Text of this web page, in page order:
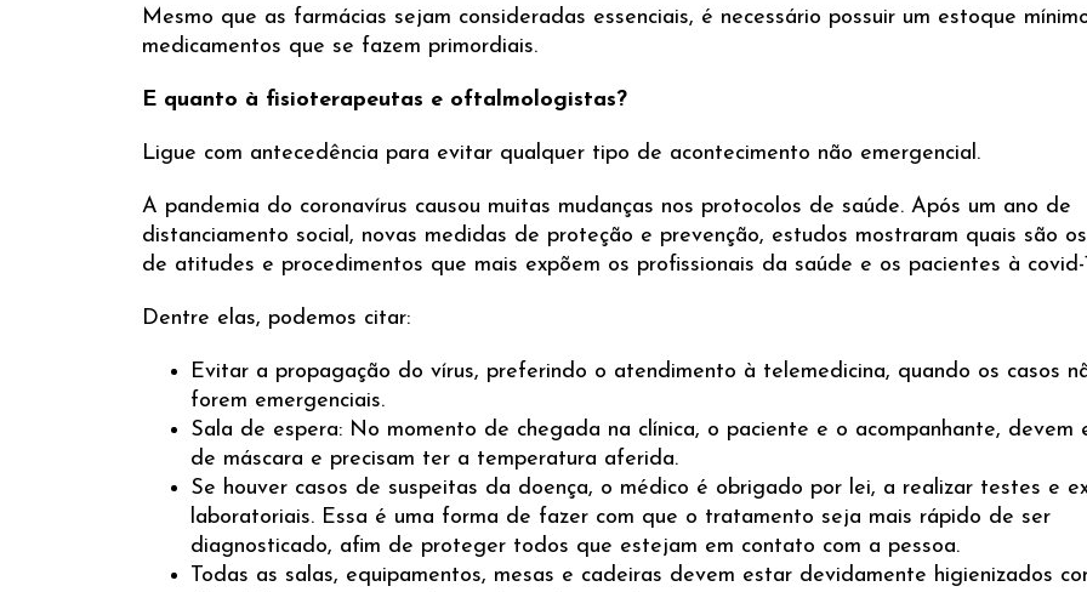
Mesmo que as farmácias sejam consideradas essenciais, é necessário possuir um estoque
medicamentos que se fazem primordiais.
E quanto à fisioterapeutas e oftalmologistas?
Ligue com antecedência para evitar qualquer tipo de acontecimento não emergencial.
A pandemia do coronavírus causou muitas mudanças nos protocolos de saúde. Após um ano de
distanciamento social, novas medidas de proteção e prevenção, estudos mostraram quais são
de atitudes e procedimentos que mais expõem os profissionais da saúde e os pacientes à covid-
Dentre elas, podemos citar:
Evitar a propagação do vírus, preferindo o atendimento à telemedicina, quando os casos
forem emergenciais.
Sala de espera: No momento de chegada na clínica, o paciente e o acompanhante, devem
de máscara e precisam ter a temperatura aferida.
Se houver casos de suspeitas da doença, o médico é obrigado por lei, a realizar testes e
laboratoriais. Essa é uma forma de fazer com que o tratamento seja mais rápido de ser
diagnosticado, afim de proteger todos que estejam em contato com a pessoa.
Todas as salas, equipamentos, mesas e cadeiras devem estar devidamente higienizados